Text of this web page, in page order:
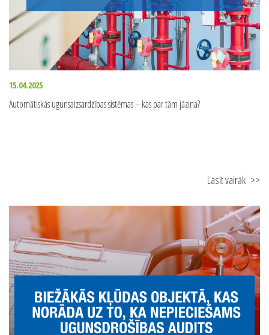
15.04.2025
Automātiskās ugunsaizsardzības sistēmas – kas par tām jāzina?
Lasīt vairāk >>